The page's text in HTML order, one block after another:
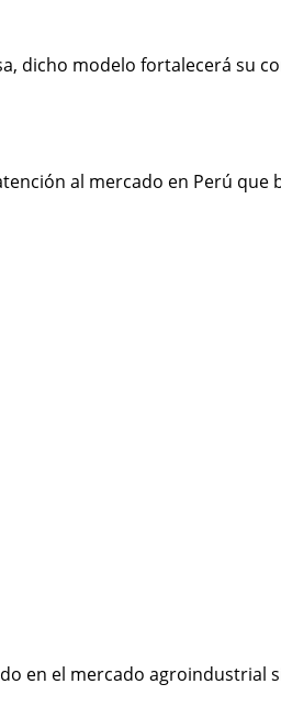
dicho modelo fortalecerá su
al mercado en Perú que
en el mercado agroindustrial